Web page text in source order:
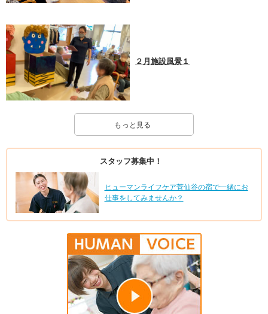
２月施設風景１
もっと見る
スタッフ募集中！
ヒューマンライフケア菅仙谷の宿で一緒にお
仕事をしてみませんか？